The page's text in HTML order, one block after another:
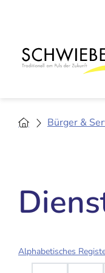
Bürger &
Alphabetisches